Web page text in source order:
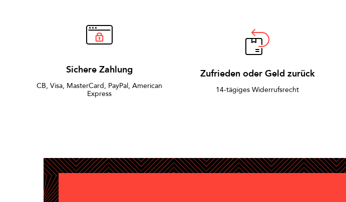
Sichere Zahlung
CB, Visa, MasterCard, PayPal, American
Express
Zufrieden oder Geld zurück
14-tägiges Widerrufsrecht